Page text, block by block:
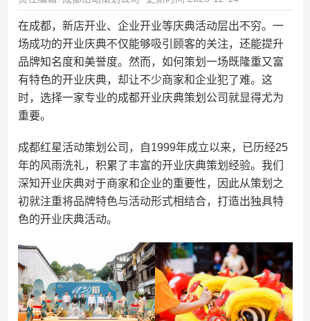
在成都，新店开业、企业开业等庆典活动层出不穷。一
场成功的开业庆典不仅能够吸引顾客的关注，还能提升
品牌知名度和美誉度。然而，如何策划一场既隆重又富
有特色的开业庆典，却让不少商家和企业犯了难。这
时，选择一家专业的成都开业庆典策划公司就显得尤为
重要。
成都红星活动策划公司，自1999年成立以来，已历经25
年的风雨洗礼，积累了丰富的开业庆典策划经验。我们
深知开业庆典对于商家和企业的重要性，因此从策划之
初就注重将品牌特色与活动形式相结合，打造出独具特
色的开业庆典活动。